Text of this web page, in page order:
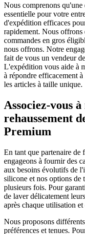
Nous comprenons
essentielle pour votre
d'expédition efficaces
rapidement. Nous
commandes en gros
nous offrons. Notre
fait de vous un vendeur
L'expédition vous aide à
à répondre efficacement
les articles à taille unique.
Associez-vous
rehaussement
Premium
En tant que partenaire de
engageons à fournir des
aux besoins évolutifs de
silicone et nos options de
plusieurs fois. Pour
de laver délicatement
après chaque utilisation
Nous proposons
préférences et tenues.